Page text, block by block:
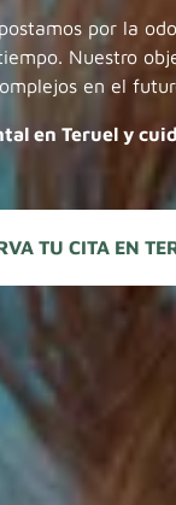
por la
Nuestro
en el
en Teruel y
TU CITA EN